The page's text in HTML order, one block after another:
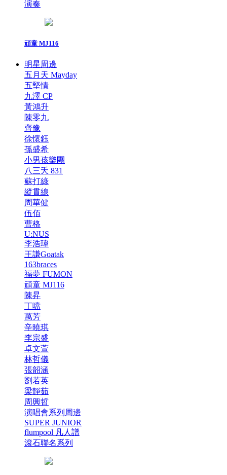
演奏
頑童 MJ116
明星周邊
五月天 Mayday
五堅情
九澤 CP
黃鴻升
陳零九
齊豫
徐懷鈺
孫盛希
小男孩樂團
八三夭 831
蘇打綠
縱貫線
周華健
伍佰
曹格
U:NUS
李浩瑋
王謙Goatak
163braces
福夢 FUMON
頑童 MJ116
陳昇
丁噹
萬芳
辛曉琪
李宗盛
卓文萱
林哲儀
張韶涵
劉若英
梁靜茹
周興哲
演唱會系列周邊
SUPER JUNIOR
flumpool 凡人譜
滾石聯名系列